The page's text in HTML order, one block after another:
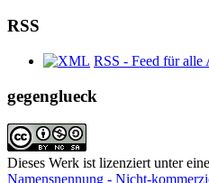
RSS
RSS - Feed für alle
gegenglueck
Dieses Werk ist lizenziert unter
Namensnennung - Nicht-